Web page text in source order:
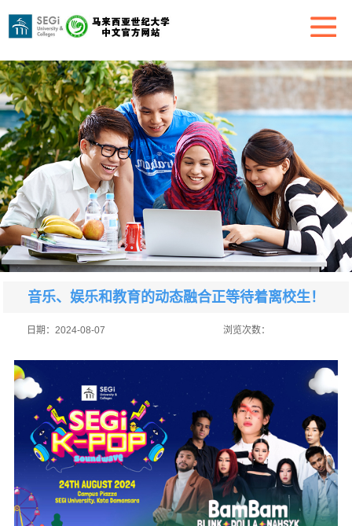
音乐、娱乐和教育的动态融合正等待着离校生！
日期：2024-08-07 浏览次数：